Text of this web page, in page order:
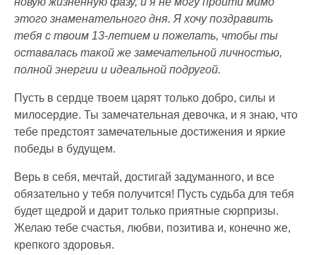
этого знаменательного дня. Я хочу поздравить
тебя с твоим 13-летием и пожелать, чтобы ты
оставалась такой же замечательной личностью,
полной энергии и идеальной подругой.
Пусть в сердце твоем царят только добро, силы и
милосердие. Ты замечательная девочка, и я знаю, что
тебе предстоят замечательные достижения и яркие
победы в будущем.
Верь в себя, мечтай, достигай задуманного, и все
обязательно у тебя получится! Пусть судьба для тебя
будет щедрой и дарит только приятные сюрпризы.
Желаю тебе счастья, любви, позитива и, конечно же,
крепкого здоровья.